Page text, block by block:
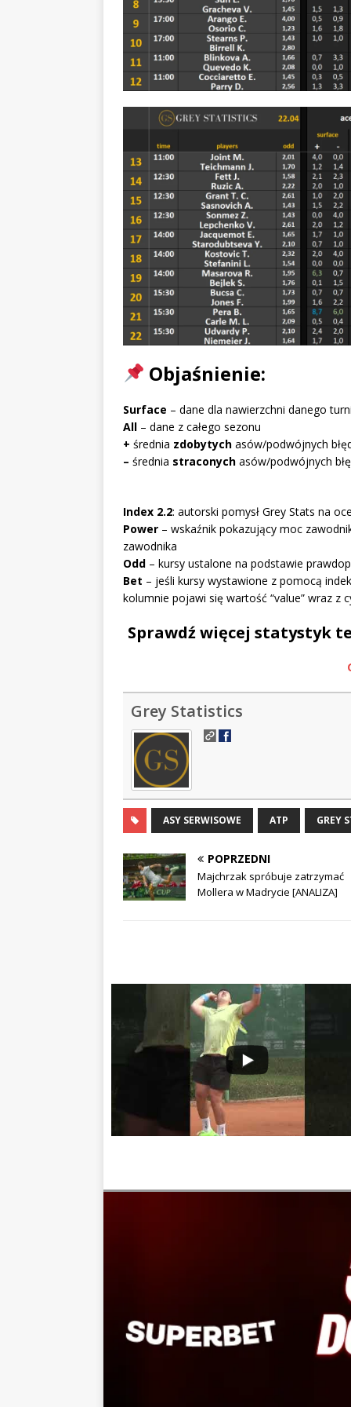
Objaśnienie:
Surface – dane dla nawierzchni danego
All – dane z całego sezonu
+ średnia zdobytych asów/podwójnych
– średnia straconych asów/podwójnych
Index 2.2: autorski pomysł Grey Stats na
Power – wskaźnik pokazujący moc
zawodnika
Odd – kursy ustalone na podstawie
Bet – jeśli kursy wystawione z pomocą
kolumnie pojawi się wartość “value” wraz z
Sprawdź więcej statystyk
Grey Statistics
ASY SERWISOWE ATP GREY
POPRZEDNI
Majchrzak spróbuje zatrzymać
Mollera w Madrycie [ANALIZA]